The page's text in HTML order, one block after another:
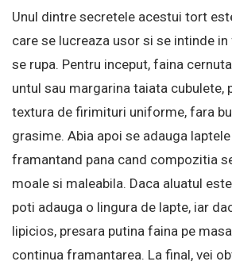
Unul dintre secretele acestui tort
care se lucreaza usor si se intinde
se rupa. Pentru inceput, faina
untul sau margarina taiata cubulete,
textura de firimituri uniforme, fara
grasime. Abia apoi se adauga
framantand pana cand compozitia
moale si maleabila. Daca aluatul
poti adauga o lingura de lapte, iar
lipicios, presara putina faina pe
continua framantarea. La final, vei